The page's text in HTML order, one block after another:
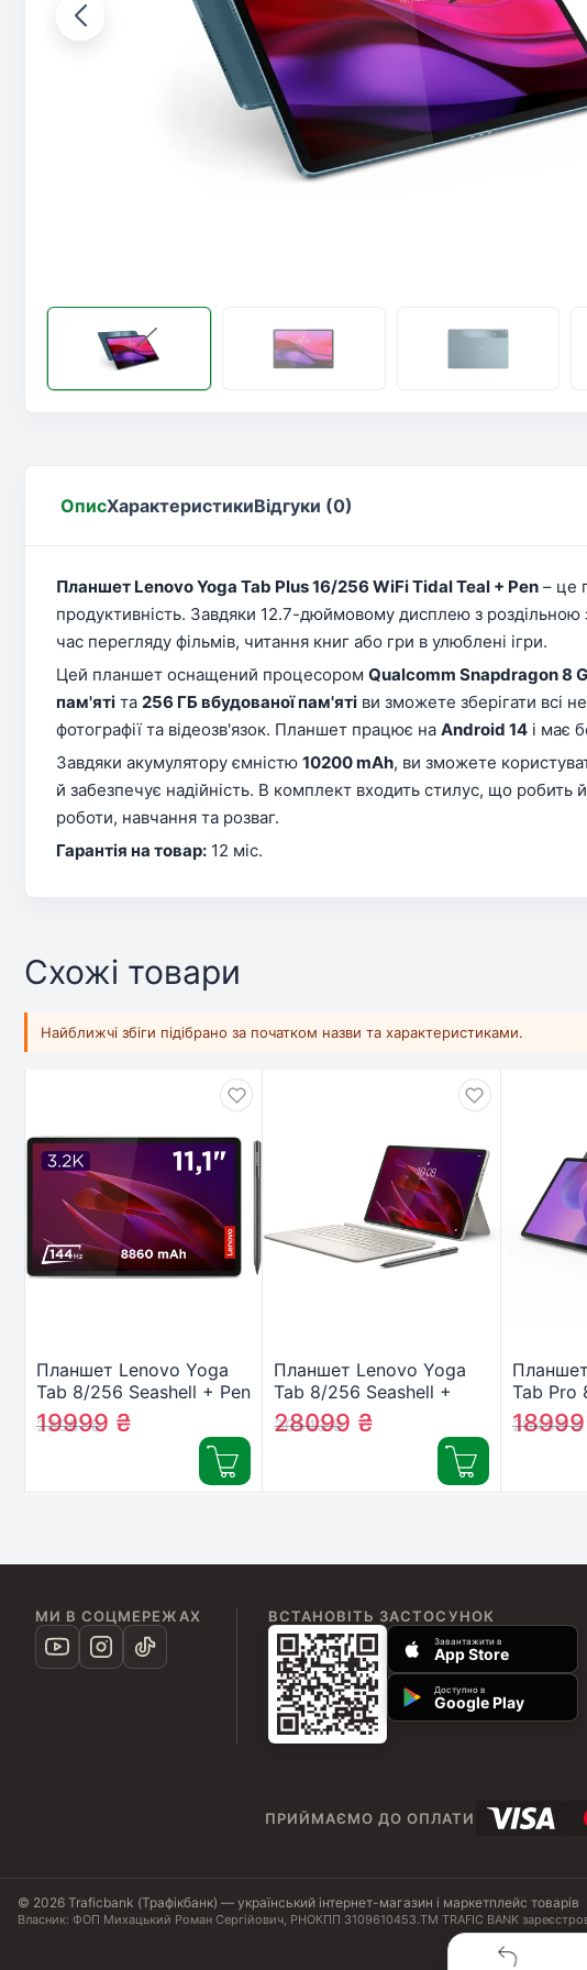
ОписХарактеристикиВідгуки (0)
Планшет Lenovo Yoga Tab Plus 16/256 WiFi Tidal Teal + Pen – це
продуктивність. Завдяки 12.7-дюймовому дисплею з
час перегляду фільмів, читання книг або гри в улюблені ігри.
Цей планшет оснащений процесором Qualcomm Snapdragon 8
пам'яті та 256 ГБ вбудованої пам'яті ви зможете зберігати всі
фотографії та відеозв'язок. Планшет працює на Android 14 і має
Завдяки акумулятору ємністю 10200 mAh, ви зможете
й забезпечує надійність. В комплект входить стилус, що
роботи, навчання та розваг.
Гарантія на товар: 12 міс.
Схожі товари
Найближчі збіги підібрано за початком назви та характеристиками.
Планшет Lenovo Yoga
Tab 8/256 Seashell + Pen
(ZAG60135UA)
23081₴
19999 ₴
Планшет Lenovo Yoga
Tab 8/256 Seashell +
Keyboard&Pen
(ZAG60147UA)
30543₴
28099 ₴
Tab Pro
Grey +
20430₴
18999
МИ В СОЦМЕРЕЖАХ ВСТАНОВІТЬ ЗАСТОСУНОК
Завантажити в
App Store
Доступно в
Google Play
ПРИЙМАЄМО ДО ОПЛАТИ
© 2026 Traficbank (Трафікбанк) — український інтернет-магазин і маркетплейс товарів
Власник: ФОП Михацький Роман Сергійович, РНОКПП 3109610453.ТМ TRAFIC BANK